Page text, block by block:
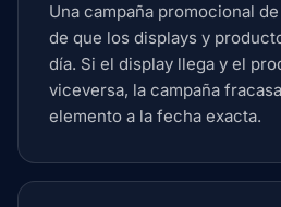
Una campaña promocional
de que los displays y
día. Si el display llega y el
viceversa, la campaña
elemento a la fecha exacta.